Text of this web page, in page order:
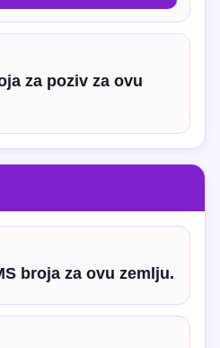
za poziv za ovu
broja za ovu zemlju.